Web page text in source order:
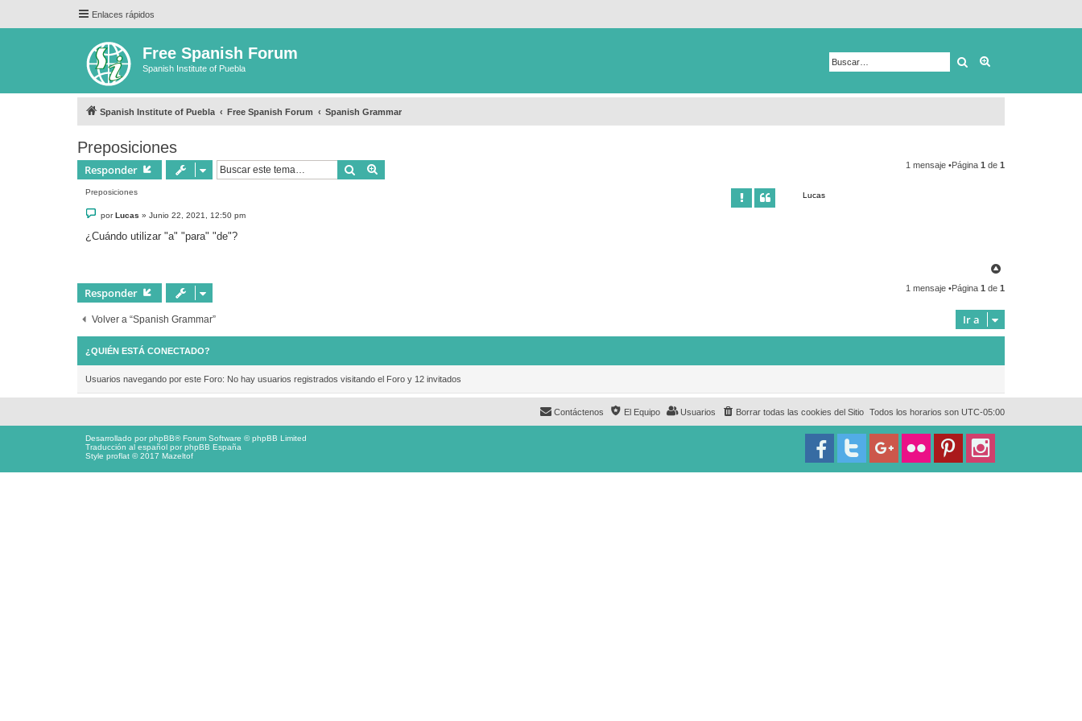
Enlaces rápidos
Free Spanish Forum
Spanish Institute of Puebla Buscar
Spanish Institute of Puebla Free Spanish Forum Spanish Grammar
Preposiciones
Responder Buscar 1 mensaje •Página 1 de 1
Lucas
Preposiciones
e
n
s
porLucas » Junio 22, 2021, 12:50 pm
¿Cuándo utilizar "a" "para" "de"?
r
b
Responder 1 mensaje •Página 1 de 1
Volver a “Spanish Grammar” Ir a
¿QUIÉN ESTÁ CONECTADO?
Usuarios navegando por este Foro: No hay usuarios registrados visitando el Foro y 12 invitados
Todos los horarios son UTC-05:00
Borrar todas las cookies del Sitio
Usuarios
El Equipo
Contáctenos
Desarrollado porphpBB® Forum Software © phpBB Limited
Traducción al español porphpBB España
Style proflat © 2017 Mazeltof